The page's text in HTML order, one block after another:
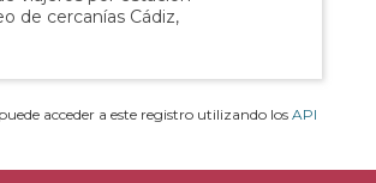
de cercanías Cádiz,
acceder a este registro utilizando los API